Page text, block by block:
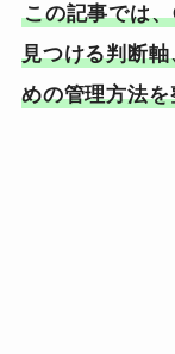
この記事では
見つける判断
めの管理方法